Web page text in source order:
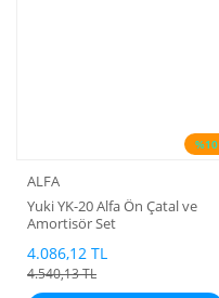
%10
ALFA
Yuki YK-20 Alfa Ön Çatal ve
Amortisör Set
4.086,12 TL
4.540,13 TL